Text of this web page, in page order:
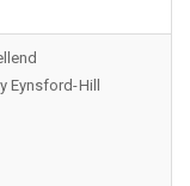
Eynsford-Hill